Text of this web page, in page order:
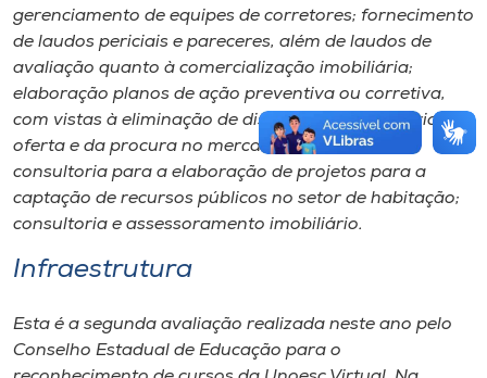
gerenciamento de equipes de corretores; fornecimento
de laudos periciais e pareceres, além de laudos de
avaliação quanto à comercialização imobiliária;
elaboração planos de ação preventiva ou corretiva,
com vistas à eliminação de distorções no equilíbrio da
oferta e da procura no mercado imobiliário;
consultoria para a elaboração de projetos para a
captação de recursos públicos no setor de habitação;
consultoria e assessoramento imobiliário.
Infraestrutura
Esta é a segunda avaliação realizada neste ano pelo
Conselho Estadual de Educação para o